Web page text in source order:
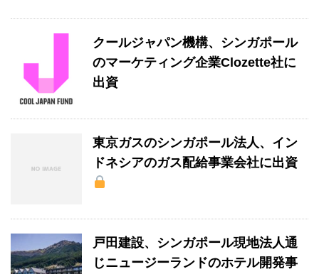
クールジャパン機構、シンガポール
のマーケティング企業Clozette社に
出資
東京ガスのシンガポール法人、イン
ドネシアのガス配給事業会社に出資
戸田建設、シンガポール現地法人通
じニュージーランドのホテル開発事